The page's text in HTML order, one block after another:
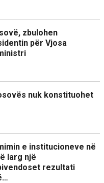
zbulohen
për Vjosa
nuk konstituohet
e institucioneve në
larg një
rezultati